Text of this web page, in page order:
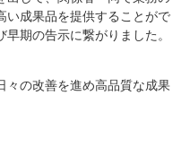
い成果品を提供することがで
期の告示に繋がりました。
の改善を進め高品質な成果